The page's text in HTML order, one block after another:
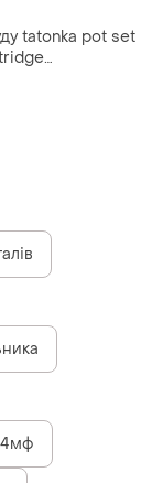
tatonka pot set